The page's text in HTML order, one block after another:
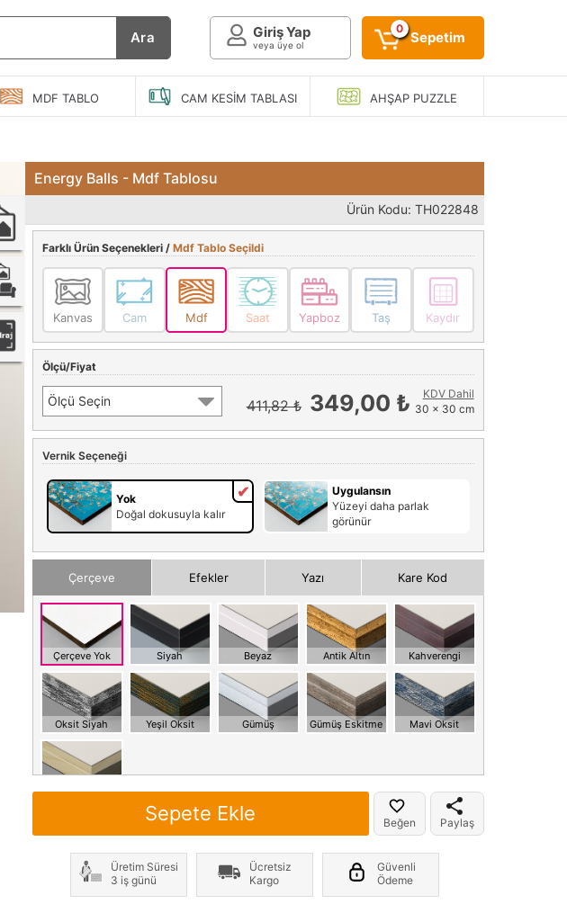
Ara Giriş Yap
veya üye ol
0
Sepetim
MDF TABLO CAM KESIM TABLASI AHŞAPPUZZLE
Energy Balls - Mdf Tablosu
Ürün Kodu: TH022848
Farklı Ürün Seçenekleri / Mdf Tablo Seçildi
Kanvas Cam Mdf Saat Yapboz Taş Kaydır
Ölçü/Fiyat
Ölçü Seçin 411,82 ₺ 349,00 ₺
KDV Dahil
30 x 30 cm
Vernik Seçeneği
Yok
Doğal dokusuyla kalır
Uygulansın
Yüzeyi daha parlak
görünür
Çerçeve Efekler Yazı Kare Kod
Çerçeve Yok Siyah Beyaz Antik Altın Kahverengi
Oksit Siyah Yeşil Oksit Gümüş Gümüş Eskitme Mavi Oksit
Meşe
Not: Çerçeve genişliği her yönde +2cm, yüksekliği 1cm olmaktadır
Sepete Ekle Beğen Paylaş
Üretim Süresi
3 iş günü
Ücretsiz
Kargo
Güvenli
Ödeme